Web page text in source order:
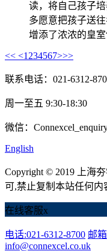
读，将自己孩子
多愿意把孩子送
增添了浓浓的皇
<< <1 234567>>>
联系电话：021-6312-
周一至五 9:30-18:30
微信：
English
Copyright © 2019 上海
可,禁止复制本站任何内
在线客服x
电话:021-6312-8700 邮箱
info@connexcel.co.uk